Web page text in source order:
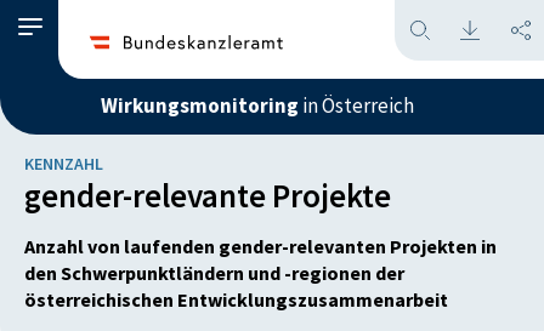
Wirkungsmonitoring in Österreich
KENNZAHL
gender-relevante Projekte
Anzahl von laufenden gender-relevanten Projekten in
den Schwerpunktländern und -regionen der
österreichischen Entwicklungszusammenarbeit